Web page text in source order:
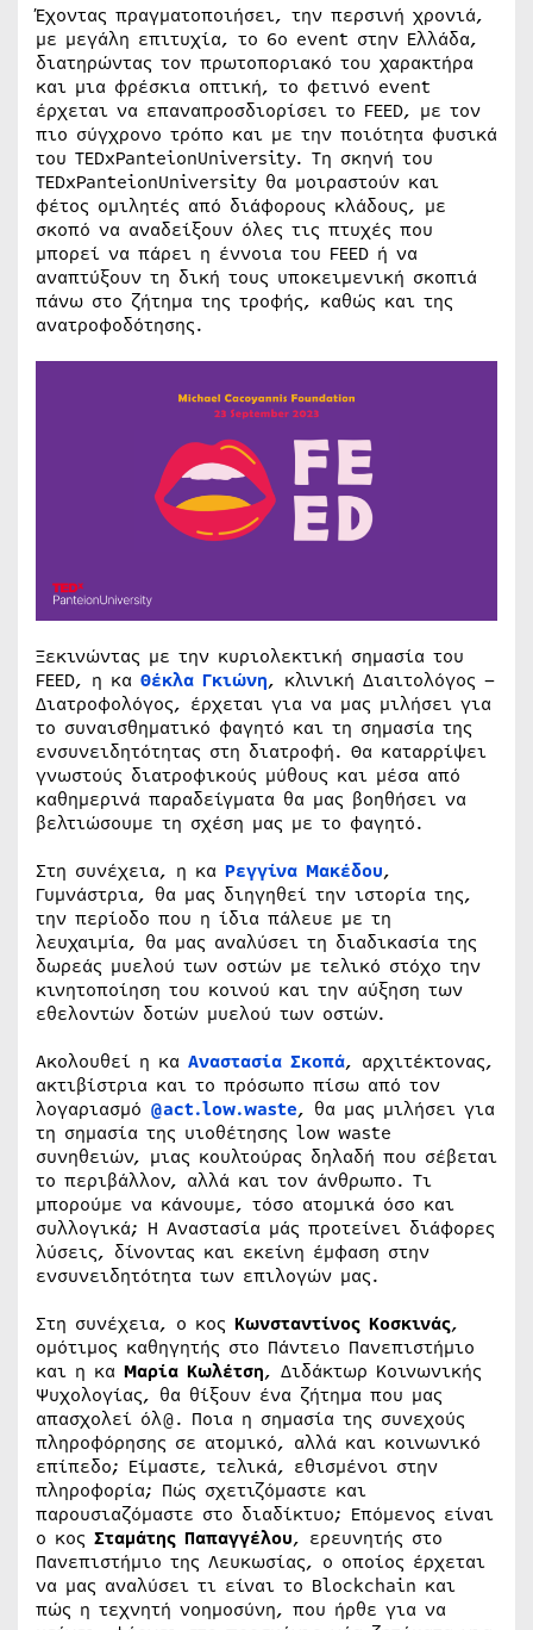
Έχοντας πραγματοποιήσει, την περσινή χρονιά,
με μεγάλη επιτυχία, το 6ο event στην Ελλάδα,
διατηρώντας τον πρωτοποριακό του χαρακτήρα
και μια φρέσκια οπτική, το φετινό event
έρχεται να επαναπροσδιορίσει το FEED, με τον
πιο σύγχρονο τρόπο και με την ποιότητα φυσικά
του TEDxPanteionUniversity. Τη σκηνή του
TEDxPanteionUniversity θα μοιραστούν και
φέτος ομιλητές από διάφορους κλάδους, με
σκοπό να αναδείξουν όλες τις πτυχές που
μπορεί να πάρει η έννοια του FEED ή να
αναπτύξουν τη δική τους υποκειμενική σκοπιά
πάνω στο ζήτημα της τροφής, καθώς και της
ανατροφοδότησης.
Ξεκινώντας με την κυριολεκτική σημασία του
FEED, η κα Θέκλα Γκιώνη, κλινική Διαιτολόγος –
Διατροφολόγος, έρχεται για να μας μιλήσει για
το συναισθηματικό φαγητό και τη σημασία της
ενσυνειδητότητας στη διατροφή. Θα καταρρίψει
γνωστούς διατροφικούς μύθους και μέσα από
καθημερινά παραδείγματα θα μας βοηθήσει να
βελτιώσουμε τη σχέση μας με το φαγητό.
Στη συνέχεια, η κα Ρεγγίνα Μακέδου,
Γυμνάστρια, θα μας διηγηθεί την ιστορία της,
την περίοδο που η ίδια πάλευε με τη
λευχαιμία, θα μας αναλύσει τη διαδικασία της
δωρεάς μυελού των οστών με τελικό στόχο την
κινητοποίηση του κοινού και την αύξηση των
εθελοντών δοτών μυελού των οστών.
Ακολουθεί η κα Αναστασία Σκοπά, αρχιτέκτονας,
ακτιβίστρια και το πρόσωπο πίσω από τον
λογαριασμό @act.low.waste, θα μας μιλήσει για
τη σημασία της υιοθέτησης low waste
συνηθειών, μιας κουλτούρας δηλαδή που σέβεται
το περιβάλλον, αλλά και τον άνθρωπο. Τι
μπορούμε να κάνουμε, τόσο ατομικά όσο και
συλλογικά; Η Αναστασία μάς προτείνει διάφορες
λύσεις, δίνοντας και εκείνη έμφαση στην
ενσυνειδητότητα των επιλογών μας.
Στη συνέχεια, ο κος Κωνσταντίνος Κοσκινάς,
ομότιμος καθηγητής στο Πάντειο Πανεπιστήμιο
και η κα Μαρία Κωλέτση, Διδάκτωρ Kοινωνικής
Ψυχολογίας, θα θίξουν ένα ζήτημα που μας
απασχολεί όλ@. Ποια η σημασία της συνεχούς
πληροφόρησης σε ατομικό, αλλά και κοινωνικό
επίπεδο; Είμαστε, τελικά, εθισμένοι στην
πληροφορία; Πώς σχετιζόμαστε και
παρουσιαζόμαστε στο διαδίκτυο; Επόμενος είναι
ο κος Σταμάτης Παπαγγέλου, ερευνητής στο
Πανεπιστήμιο της Λευκωσίας, ο οποίος έρχεται
να μας αναλύσει τι είναι το Blockchain και
πώς η τεχνητή νοημοσύνη, που ήρθε για να